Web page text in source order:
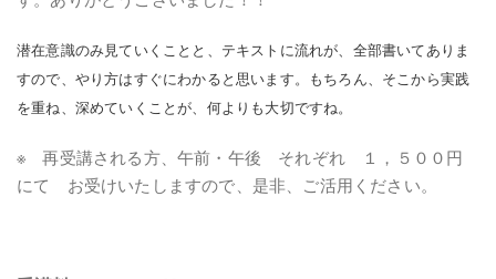
潜在意識のみ見ていくことと、テキストに流れが、全部書いてありま
すので、やり方はすぐにわかると思います。もちろん、そこから実践
を重ね、深めていくことが、何よりも大切ですね。
※ 再受講される方、午前・午後 それぞれ １，５００円
にて お受けいたしますので、是非、ご活用ください。